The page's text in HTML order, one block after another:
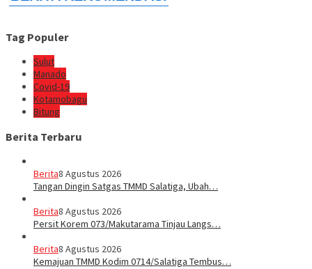
Tag Populer
Sulut
Manado
Covid-19
Kotamobagu
Bitung
Berita Terbaru
Berita8 Agustus 2026
Tangan Dingin Satgas TMMD Salatiga, Ubah…
Berita8 Agustus 2026
Persit Korem 073/Makutarama Tinjau Langs…
Berita8 Agustus 2026
Kemajuan TMMD Kodim 0714/Salatiga Tembus…